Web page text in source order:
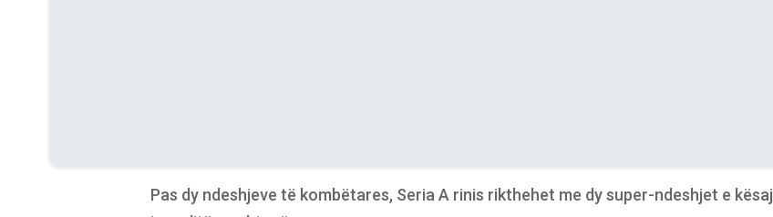
Pas dy ndeshjeve të kombëtares, Seria A rinis rikthehet me dy super-ndeshjet e kësaj